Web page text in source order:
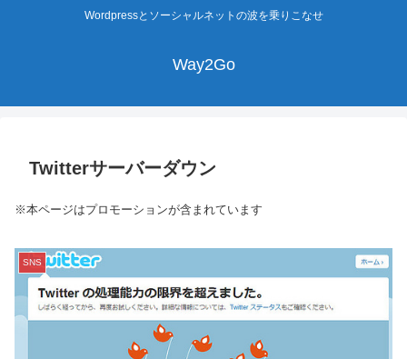
Wordpressとソーシャルネットの波を乗りこなせ
Way2Go
Twitterサーバーダウン
※本ページはプロモーションが含まれています
SNS